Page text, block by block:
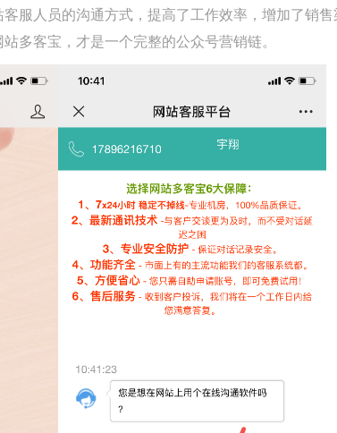
服人员的沟通方式，提高了工作效率，增加了销
多客宝，才是一个完整的公众号营销链。